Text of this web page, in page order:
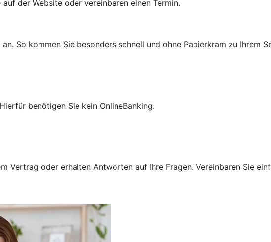
der Website oder vereinbaren einen Termin.
So kommen Sie besonders schnell und ohne Papierkram zu Ihrem
benötigen Sie kein OnlineBanking.
Vertrag oder erhalten Antworten auf Ihre Fragen. Vereinbaren Sie